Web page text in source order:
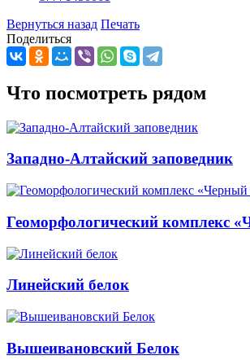
Вернуться назад Печать
Поделиться
Что посмотреть рядом
Западно-Алтайский заповедник
Геоморфологический комплекс
Линейский белок
Вышеивановский Белок